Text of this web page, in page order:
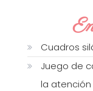
Cuadros
Juego de
la atención